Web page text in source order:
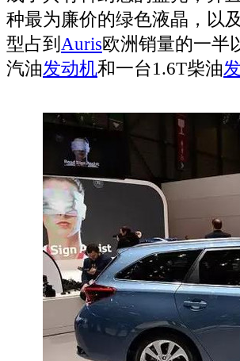
自媒体频道
种最为廉价的绿色液晶，以
型占到 Auris欧洲销量的一半
汽油发动机和一台1.6T柴油